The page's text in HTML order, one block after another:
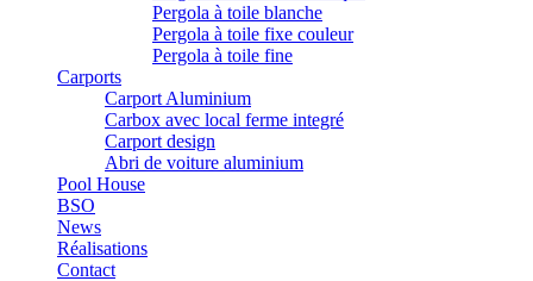
Pergola à toile blanche
Pergola à toile fixe couleur
Pergola à toile fine
Carports
Carport Aluminium
Carbox avec local ferme integré
Carport design
Abri de voiture aluminium
Pool House
BSO
News
Réalisations
Contact